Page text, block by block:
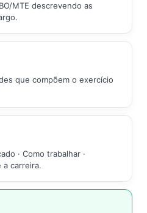
MTE descrevendo as
que compõem o exercício
· Como trabalhar ·
a carreira.